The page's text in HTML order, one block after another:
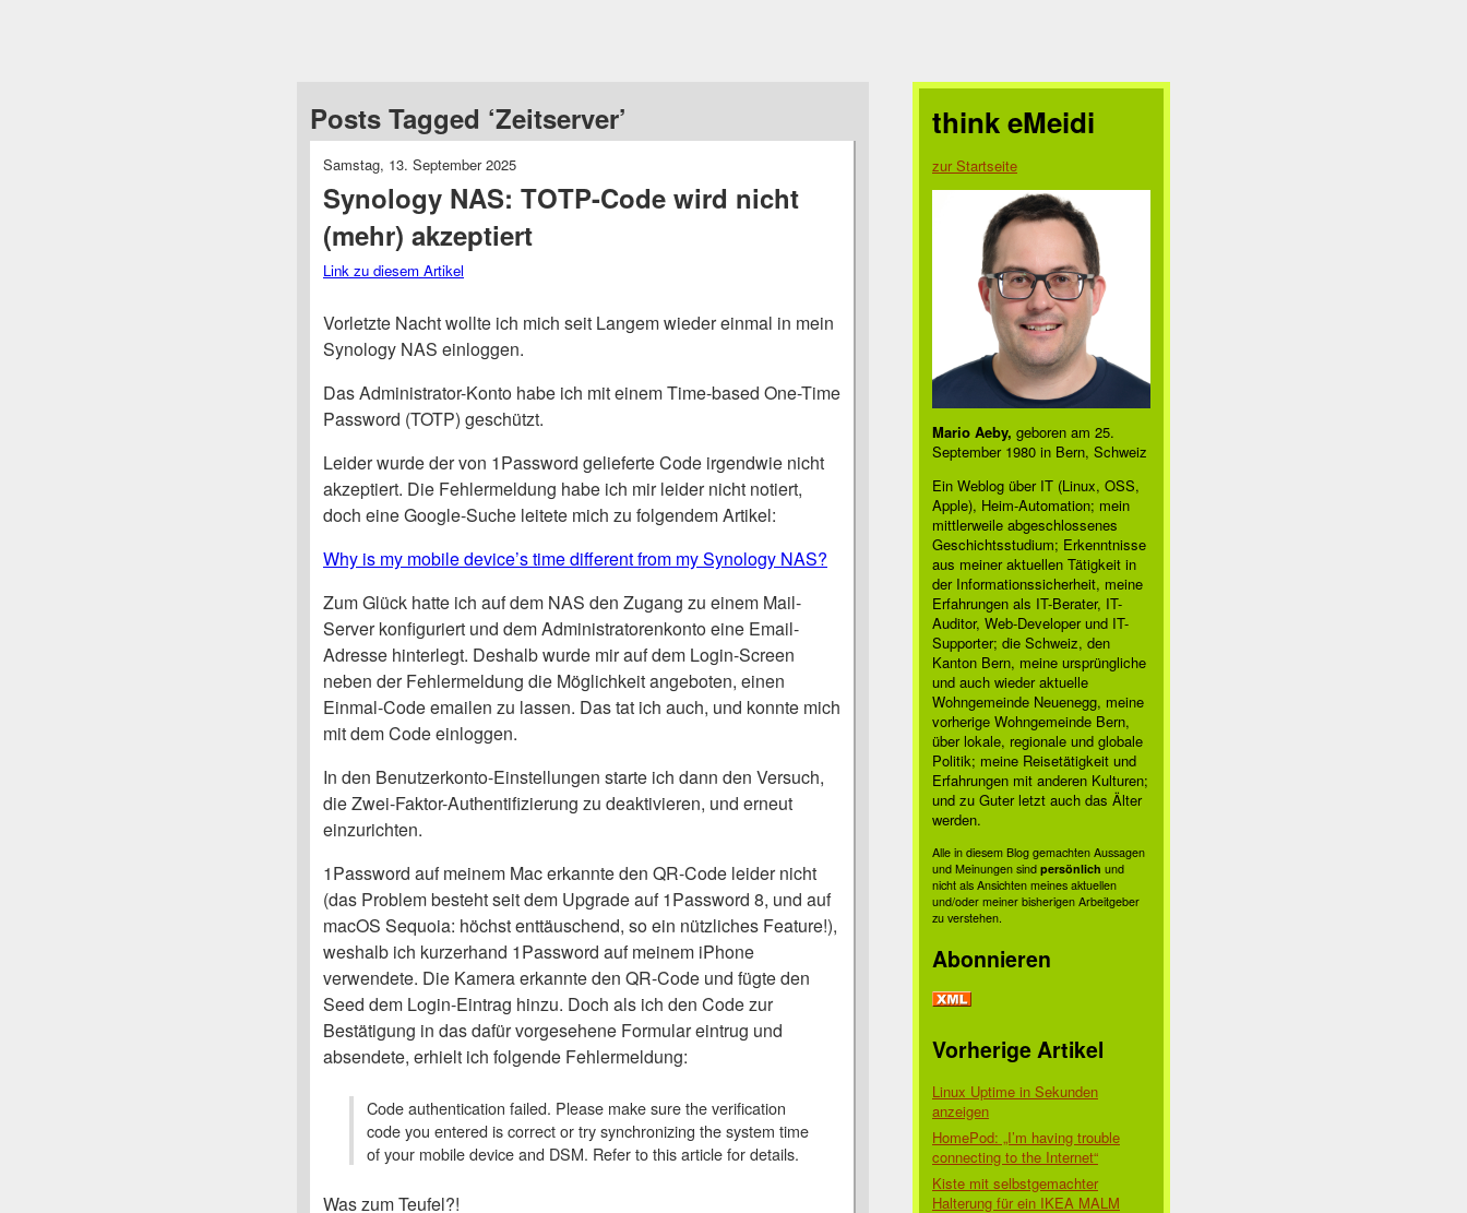
Posts Tagged ‘Zeitserver’
Samstag, 13. September 2025
Synology NAS: TOTP-Code wird nicht
(mehr) akzeptiert
Link zu diesem Artikel
Vorletzte Nacht wollte ich mich seit Langem wieder einmal in mein
Synology NAS einloggen.
Das Administrator-Konto habe ich mit einem Time-based One-Time
Password (TOTP) geschützt.
Leider wurde der von 1Password gelieferte Code irgendwie nicht
akzeptiert. Die Fehlermeldung habe ich mir leider nicht notiert,
doch eine Google-Suche leitete mich zu folgendem Artikel:
Why is my mobile device’s time different from my Synology NAS?
Zum Glück hatte ich auf dem NAS den Zugang zu einem Mail-
Server konfiguriert und dem Administratorenkonto eine Email-
Adresse hinterlegt. Deshalb wurde mir auf dem Login-Screen
neben der Fehlermeldung die Möglichkeit angeboten, einen
Einmal-Code emailen zu lassen. Das tat ich auch, und konnte mich
mit dem Code einloggen.
In den Benutzerkonto-Einstellungen starte ich dann den Versuch,
die Zwei-Faktor-Authentifizierung zu deaktivieren, und erneut
einzurichten.
1Password auf meinem Mac erkannte den QR-Code leider nicht
(das Problem besteht seit dem Upgrade auf 1Password 8, und auf
macOS Sequoia: höchst enttäuschend, so ein nützliches Feature!),
weshalb ich kurzerhand 1Password auf meinem iPhone
verwendete. Die Kamera erkannte den QR-Code und fügte den
Seed dem Login-Eintrag hinzu. Doch als ich den Code zur
Bestätigung in das dafür vorgesehene Formular eintrug und
absendete, erhielt ich folgende Fehlermeldung:
Code authentication failed. Please make sure the verification
code you entered is correct or try synchronizing the system time
of your mobile device and DSM. Refer to this article for details.
Was zum Teufel?!
think eMeidi
zur Startseite
Mario Aeby, geboren am 25.
September 1980 in Bern, Schweiz
Ein Weblog über IT (Linux, OSS,
Apple), Heim-Automation; mein
mittlerweile abgeschlossenes
Geschichtsstudium; Erkenntnisse
aus meiner aktuellen Tätigkeit in
der Informationssicherheit, meine
Erfahrungen als IT-Berater, IT-
Auditor, Web-Developer und IT-
Supporter; die Schweiz, den
Kanton Bern, meine ursprüngliche
und auch wieder aktuelle
Wohngemeinde Neuenegg, meine
vorherige Wohngemeinde Bern,
über lokale, regionale und globale
Politik; meine Reisetätigkeit und
Erfahrungen mit anderen Kulturen;
und zu Guter letzt auch das Älter
werden.
Alle in diesem Blog gemachten Aussagen
und Meinungen sind persönlich und
nicht als Ansichten meines aktuellen
und/oder meiner bisherigen Arbeitgeber
zu verstehen.
Abonnieren
Vorherige Artikel
Linux Uptime in Sekunden
anzeigen
HomePod: „I’m having trouble
connecting to the Internet“
Kiste mit selbstgemachter
Halterung für ein IKEA MALM